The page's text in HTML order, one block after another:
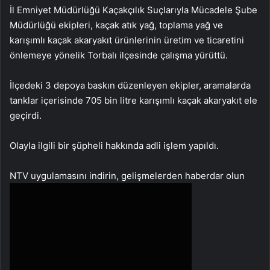
İl Emniyet Müdürlüğü Kaçakçılık Suçlarıyla Mücadele Şube
Müdürlüğü ekipleri, kaçak atık yağ, toplama yağ ve
karışımlı kaçak akaryakıt ürünlerinin üretim ve ticaretini
önlemeye yönelik Torbalı ilçesinde çalışma yürüttü.
İlçedeki 3 depoya baskın düzenleyen ekipler, aramalarda
tanklar içerisinde 705 bin litre karışımlı kaçak akaryakıt ele
geçirdi.
Olayla ilgili bir şüpheli hakkında adli işlem yapıldı.
NTV uygulamasını indirin, gelişmelerden haberdar olun